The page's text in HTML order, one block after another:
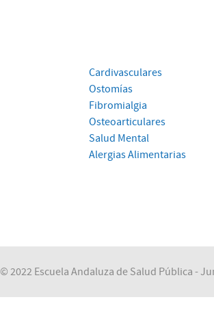
Cardivasculares
Ostomías
Fibromialgia
Osteoarticulares
Salud Mental
Alergias Alimentarias
© 2022 Escuela Andaluza de Salud Pública -